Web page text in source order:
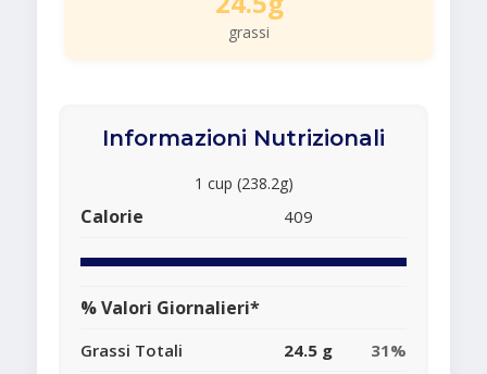
grassi
Informazioni Nutrizionali
1 cup (238.2g)
Calorie 409
% Valori Giornalieri*
Grassi Totali 24.5 g
31%